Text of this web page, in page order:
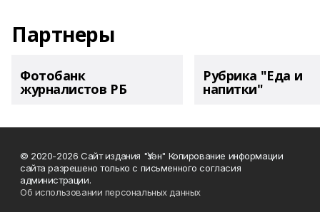
Партнеры
Фотобанк
журналистов РБ
Рубрика "Еда и
напитки"
© 2020-2026 Сайт издания "Үзән" Копирование информации
сайта разрешено только с письменного согласия
администрации.
Об использовании персональных данных